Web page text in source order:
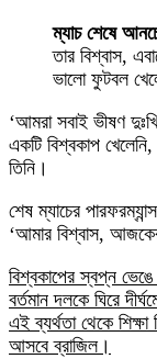
ম্যাচ শেষে
তার বিশ্বাস,
ভালো ফুটবল
‘আমরা সবাই ভীষণ
একটি বিশ্বকাপ
তিনি।
শেষ ম্যাচের
‘আমার বিশ্বাস,
বিশ্বকাপের স্বপ্ন
বর্তমান দলকে ঘিরে
এই ব্যর্থতা থেকে
আসবে ব্রাজিল।